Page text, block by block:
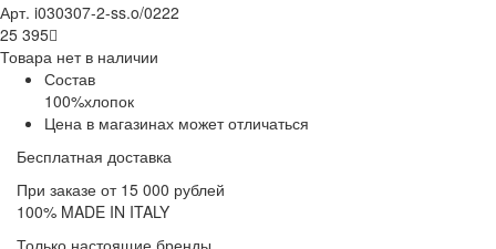
Арт. i030307-2-ss.o/0222
25 395
Товара нет в наличии
Состав
100%хлопок
Цена в магазинах может отличаться
Бесплатная доставка
При заказе от 15 000 рублей
100% MADE IN ITALY